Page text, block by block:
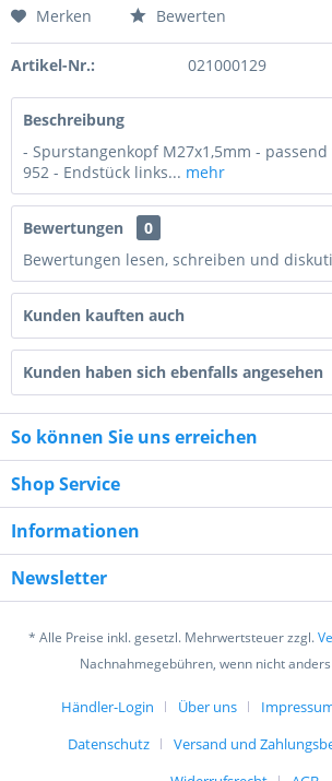
Preis anfragen
9 - 5 = ?
Ich habe dieDatenschutzerklärung
verstanden und stimme zu. *
Mit * gekennzeichnete Felder sind
Senden
Merken Bewerten
Artikel-Nr.: 021000129
Beschreibung
- Spurstangenkopf M27x1,5mm -
952 - Endstück links... mehr
Bewertungen
0
Bewertungen lesen, schreiben und
Kunden kauften auch
Kunden haben sich ebenfalls angesehen
So können Sie uns erreichen
Shop Service
Informationen
Newsletter
* Alle Preise inkl. gesetzl. Mehrwertsteuer zzgl.
Nachnahmegebühren, wenn nicht
Händler-Login Über uns
Datenschutz
Versand und